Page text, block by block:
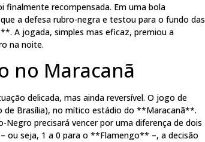
finalmente recompensada. Em uma bola
a defesa rubro-negra e testou para o fundo das
A jogada, simples mas eficaz, premiou a
na noite.
no Maracanã
delicada, mas ainda reversível. O jogo de
de Brasília), no mítico estádio do **Maracanã**.
precisará vencer por uma diferença de dois
ou seja, 1 a 0 para o **Flamengo** –, a decisão